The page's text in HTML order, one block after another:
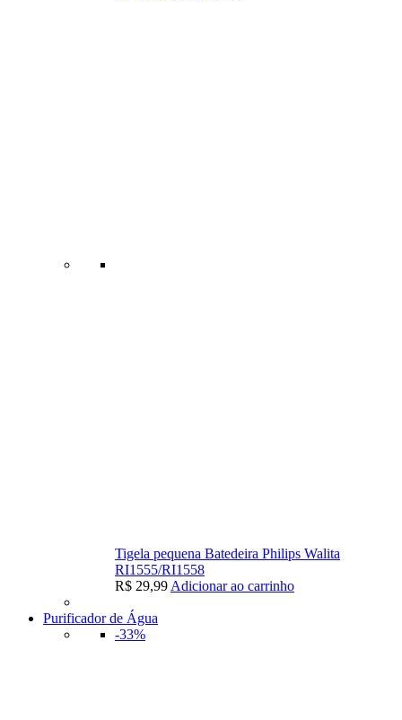
Tigela pequena Batedeira Philips Walita
RI1555/RI1558
R$ 29,99 Adicionar ao carrinho
Purificador de Água
-33%